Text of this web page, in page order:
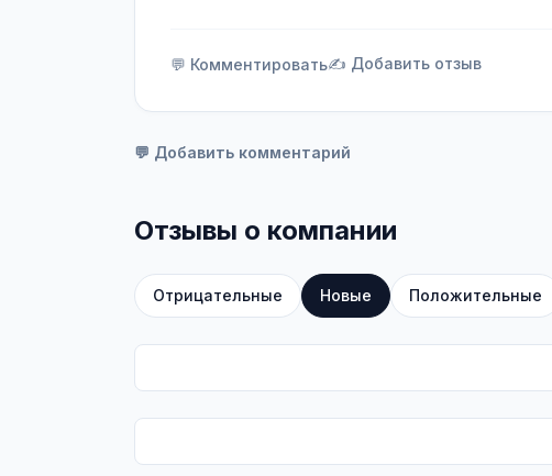
💬 Комментировать✍️ Добавить отзыв
💬 Добавить комментарий
Отзывы о компании
Отрицательные Новые Положительные